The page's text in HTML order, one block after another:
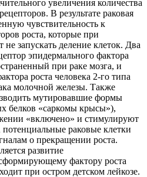
увеличения количества
В результате раковая
чувствительность к
роста, которые при
запускать деление клеток. Два
эпидермального фактора
при раке мозга, и
роста человека 2-го типа
молочной железы. Также
мутировавшие формы
белков «саркомы крысы»),
«включено» и стимулируют
раковые клетки
о прекращении роста.
развитие
фактору роста
при остром детском лейкозе.